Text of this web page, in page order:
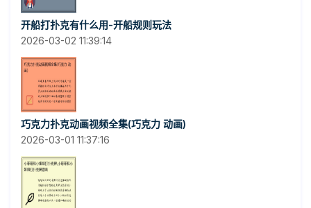
开船打扑克有什么用-开船规则玩法
2026-03-02 11:39:14
巧克力扑克动画视频全集(巧克力 动画)
2026-03-01 11:37:16